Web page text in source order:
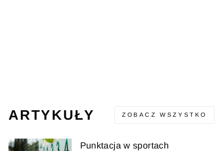
ARTYKUŁY ZOBACZ WSZYSTKO
Punktacja w sportach